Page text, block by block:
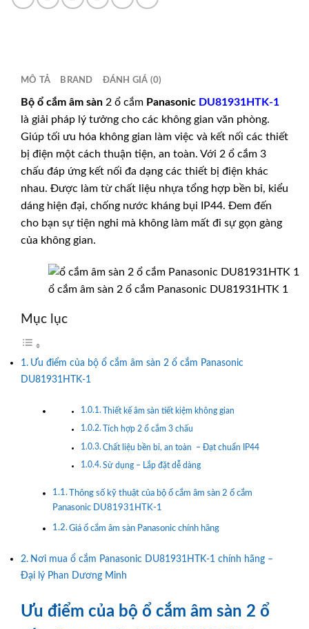
MÔ TẢ BRAND ĐÁNH GIÁ (0)
Bộ ổ cắm âm sàn 2 ổ cắm Panasonic DU81931HTK-1
là giải pháp lý tưởng cho các không gian văn phòng.
Giúp tối ưu hóa không gian làm việc và kết nối các thiết
bị điện một cách thuận tiện, an toàn. Với 2 ổ cắm 3
chấu đáp ứng kết nối đa dạng các thiết bị điện khác
nhau. Được làm từ chất liệu nhựa tổng hợp bền bỉ, kiểu
dáng hiện đại, chống nước kháng bụi IP44. Đem đến
cho bạn sự tiện nghi mà không làm mất đi sự gọn gàng
của không gian.
ổ cắm âm sàn 2 ổ cắm Panasonic DU81931HTK 1
Mục lục
Ưu điểm của bộ ổ cắm âm sàn 2 ổ cắm Panasonic
DU81931HTK-1
Thiết kế âm sàn tiết kiệm không gian
Tích hợp 2 ổ cắm 3 chấu
Chất liệu bền bỉ, an toàn – Đạt chuẩn IP44
Sử dụng – Lắp đặt dễ dàng
Thông số kỹ thuật của bộ ổ cắm âm sàn 2 ổ cắm
Panasonic DU81931HTK-1
Giá ổ cắm âm sàn Panasonic chính hãng
Nơi mua ổ cắm Panasonic DU81931HTK-1 chính hãng –
Đại lý Phan Dương Minh
Ưu điểm của bộ ổ cắm âm sàn 2 ổ